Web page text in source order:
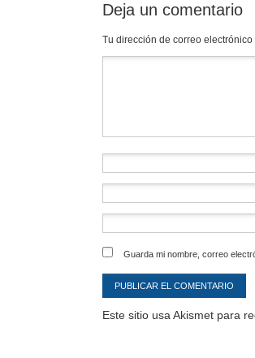
Deja un comentario
Tu dirección de correo
Guarda mi nombre, correo
Este sitio usa Akismet para